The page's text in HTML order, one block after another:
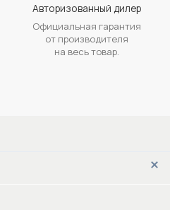
Авторизованный дилер
Официальная гарантия
от производителя
на весь товар.